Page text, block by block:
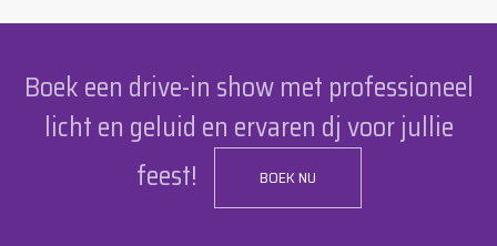
Boek een drive-in show met professioneel
licht en geluid en ervaren dj voor jullie
feest!
BOEK NU